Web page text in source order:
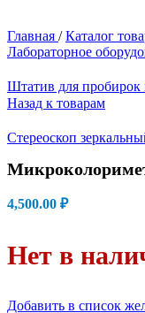
Главная / Каталог
Лабораторное
Штатив для пробирок
Назад к товарам
Стереоскоп
4,500.00 ₽
Нет в
Добавить в список